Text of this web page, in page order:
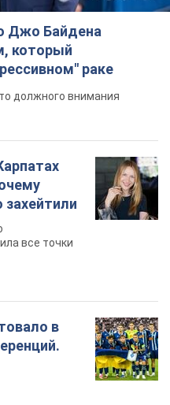
Джо Байдена
который
раке
должного внимания
все точки
в